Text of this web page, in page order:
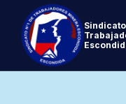
Sindicato